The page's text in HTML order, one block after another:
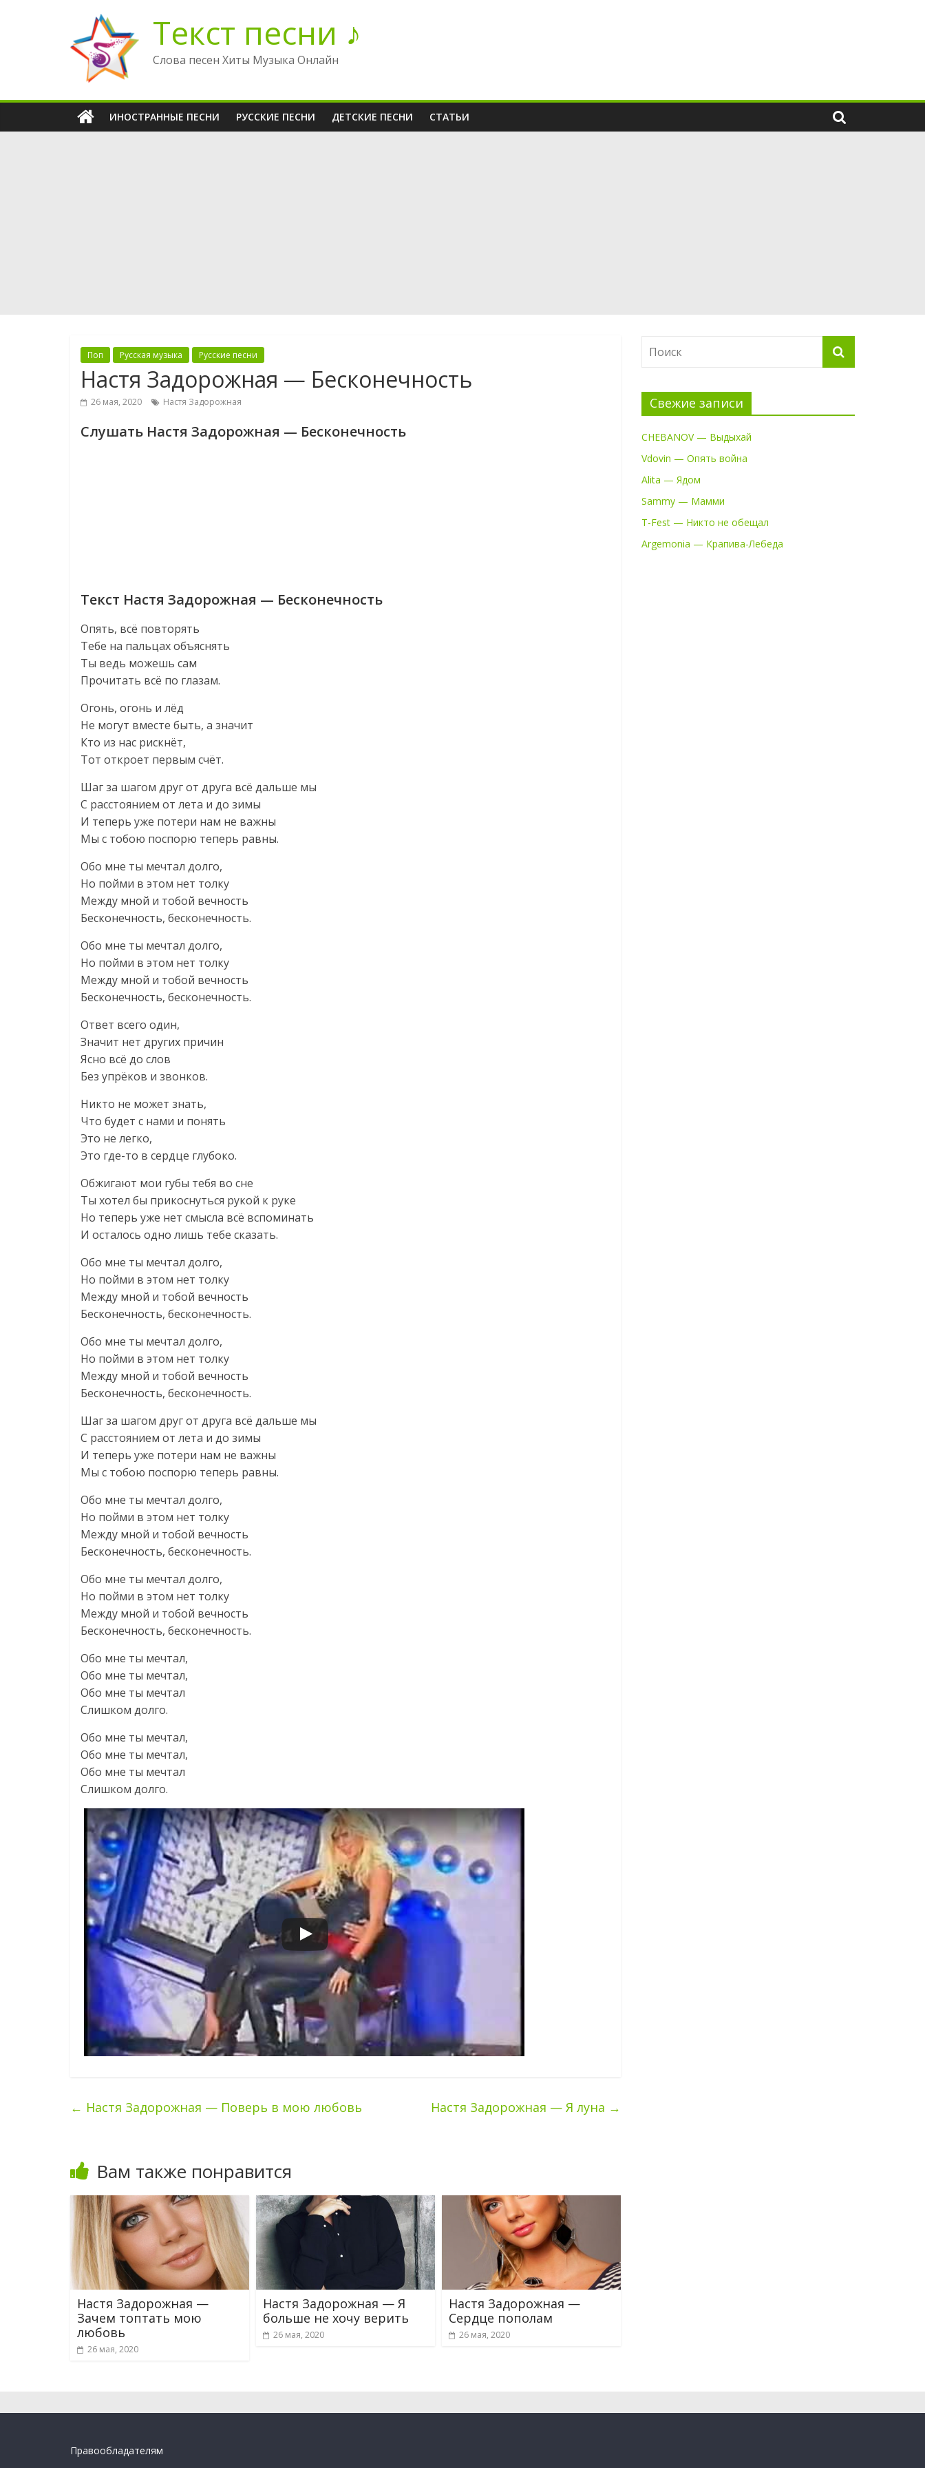
содержимому
Текст песни ♪
Слова песен Хиты Музыка Онлайн
ИНОСТРАННЫЕ ПЕСНИ РУССКИЕ ПЕСНИ ДЕТСКИЕ ПЕСНИ СТАТЬИ
Поп Русская музыка Русские песни
Настя Задорожная — Бесконечность
26 мая, 2020 Настя Задорожная
Слушать Настя Задорожная — Бесконечность
Текст Настя Задорожная — Бесконечность
Опять, всё повторять
Тебе на пальцах объяснять
Ты ведь можешь сам
Прочитать всё по глазам.
Огонь, огонь и лёд
Не могут вместе быть, а значит
Кто из нас рискнёт,
Тот откроет первым счёт.
Шаг за шагом друг от друга всё дальше мы
С расстоянием от лета и до зимы
И теперь уже потери нам не важны
Мы с тобою поспорю теперь равны.
Обо мне ты мечтал долго,
Но пойми в этом нет толку
Между мной и тобой вечность
Бесконечность, бесконечность.
Обо мне ты мечтал долго,
Но пойми в этом нет толку
Между мной и тобой вечность
Бесконечность, бесконечность.
Ответ всего один,
Значит нет других причин
Ясно всё до слов
Без упрёков и звонков.
Никто не может знать,
Что будет с нами и понять
Это не легко,
Это где-то в сердце глубоко.
Обжигают мои губы тебя во сне
Ты хотел бы прикоснуться рукой к руке
Но теперь уже нет смысла всё вспоминать
И осталось одно лишь тебе сказать.
Обо мне ты мечтал долго,
Но пойми в этом нет толку
Между мной и тобой вечность
Бесконечность, бесконечность.
Обо мне ты мечтал долго,
Но пойми в этом нет толку
Между мной и тобой вечность
Бесконечность, бесконечность.
Шаг за шагом друг от друга всё дальше мы
С расстоянием от лета и до зимы
И теперь уже потери нам не важны
Мы с тобою поспорю теперь равны.
Обо мне ты мечтал долго,
Но пойми в этом нет толку
Между мной и тобой вечность
Бесконечность, бесконечность.
Обо мне ты мечтал долго,
Но пойми в этом нет толку
Между мной и тобой вечность
Бесконечность, бесконечность.
Обо мне ты мечтал,
Обо мне ты мечтал,
Обо мне ты мечтал
Слишком долго.
Обо мне ты мечтал,
Обо мне ты мечтал,
Обо мне ты мечтал
Слишком долго.
← Настя Задорожная — Поверь в мою любовь Настя Задорожная — Я луна →
Вам также понравится
Настя Задорожная —
Зачем топтать мою
любовь
26 мая, 2020
Настя Задорожная — Я
больше не хочу верить
26 мая, 2020
Настя Задорожная —
Сердце пополам
26 мая, 2020
Свежие записи
CHEBANOV — Выдыхай
Vdovin — Опять война
Alita — Ядом
Sammy — Мамми
T-Fest — Никто не обещал
Argemonia — Крапива-Лебеда
Правообладателям